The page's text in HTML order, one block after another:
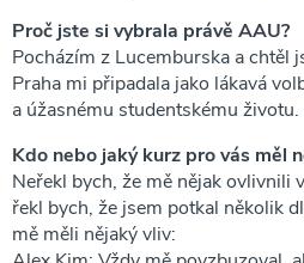
Proč jste si vybrala právě AAU?
Pocházím z Lucemburska a chtěl
Praha mi připadala jako lákavá
a úžasnému studentskému životu.
Kdo nebo jaký kurz pro vás měl
Neřekl bych, že mě nějak ovlivnili
řekl bych, že jsem potkal několik
mě měli nějaký vliv: